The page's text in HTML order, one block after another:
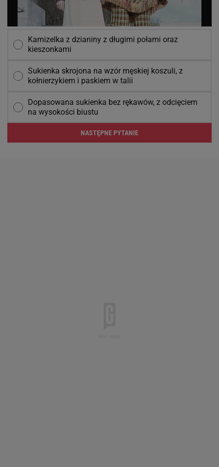
Kamizelka z dzianiny z długimi połami oraz
kieszonkami
Sukienka skrojona na wzór męskiej koszuli, z
kołnierzykiem i paskiem w talii
Dopasowana sukienka bez rękawów, z odcięciem
na wysokości biustu
NASTĘPNE PYTANIE